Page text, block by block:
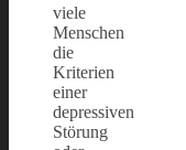
viele
Menschen
die
Kriterien
einer
depressiven
Störung